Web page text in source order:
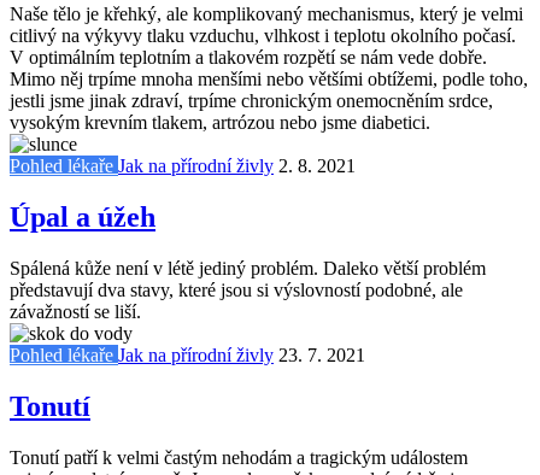
Naše tělo je křehký, ale komplikovaný mechanismus, který je velmi
citlivý na výkyvy tlaku vzduchu, vlhkost i teplotu okolního počasí.
V optimálním teplotním a tlakovém rozpětí se nám vede dobře.
Mimo něj trpíme mnoha menšími nebo většími obtížemi, podle toho,
jestli jsme jinak zdraví, trpíme chronickým onemocněním srdce,
vysokým krevním tlakem, artrózou nebo jsme diabetici.
Pohled lékaře Jak na přírodní živly 2. 8. 2021
Úpal a úžeh
Spálená kůže není v létě jediný problém. Daleko větší problém
představují dva stavy, které jsou si výslovností podobné, ale
závažností se liší.
Pohled lékaře Jak na přírodní živly 23. 7. 2021
Tonutí
Tonutí patří k velmi častým nehodám a tragickým událostem